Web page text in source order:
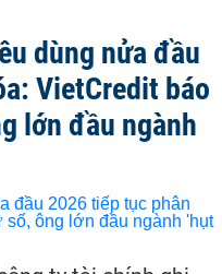
dùng nửa đầu
VietCredit báo
lớn đầu ngành